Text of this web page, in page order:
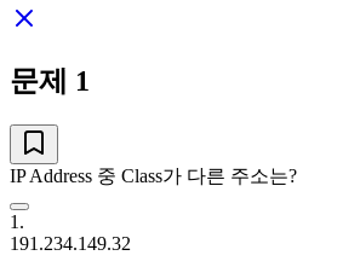
문제 1
IP Address 중 Class가 다른 주소는?
1 .
191.234.149.32